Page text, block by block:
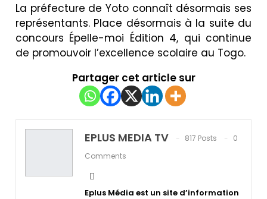
La préfecture de Yoto connaît désormais ses
représentants. Place désormais à la suite du
concours Épelle-moi Édition 4, qui continue
de promouvoir l’excellence scolaire au Togo.
Partager cet article sur
EPLUS MEDIA TV 817 Posts
0
Comments
Eplus Média est un site d’information